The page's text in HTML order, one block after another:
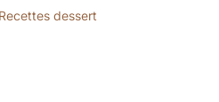
Recettes dessert